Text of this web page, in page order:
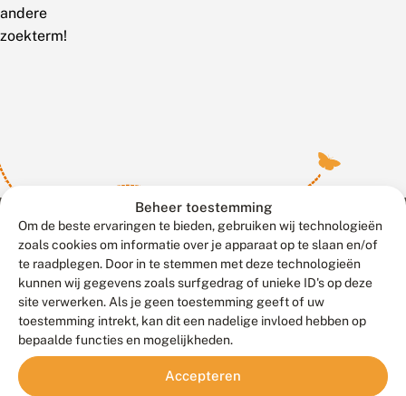
Beheer toestemming
Om de beste ervaringen te bieden, gebruiken wij technologieën
zoals cookies om informatie over je apparaat op te slaan en/of
te raadplegen. Door in te stemmen met deze technologieën
kunnen wij gegevens zoals surfgedrag of unieke ID's op deze
site verwerken. Als je geen toestemming geeft of uw
toestemming intrekt, kan dit een nadelige invloed hebben op
bepaalde functies en mogelijkheden.
Accepteren
andere
zoekterm!
Contact
Veelgestelde vragen
Meld waarnemingen© 2026 Vlinderstichting
Duurzaam ontwikkeld door
Go2People
, ontworpen door
Blue Field Agency
Privacy
Disclaimer
Sitemap